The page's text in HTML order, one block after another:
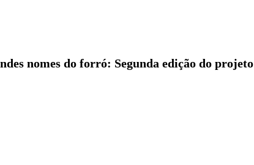
nomes do forró: Segunda edição do projeto